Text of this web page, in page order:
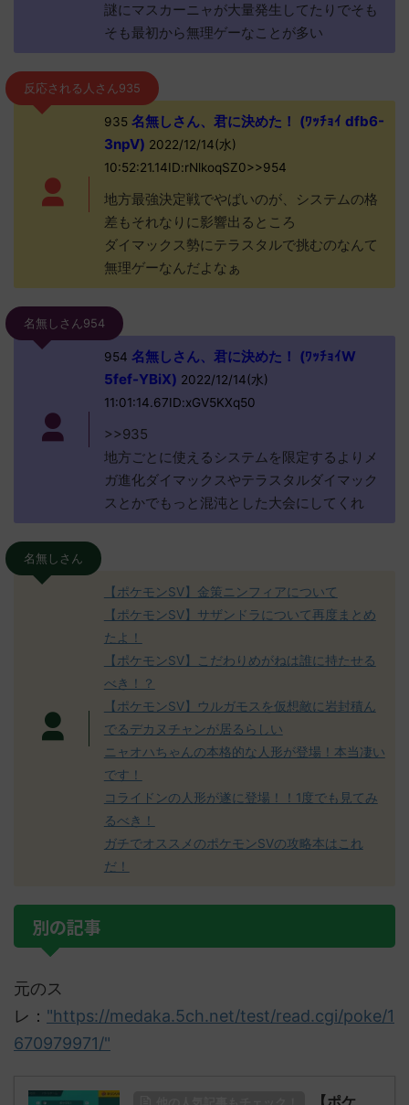
謎にマスカーニャが大量発生してたりでそも
そも最初から無理ゲーなことが多い
反応される人さん935
935名無しさん、君に決めた！ (ﾜｯﾁｮｲ dfb6-
3npV) 2022/12/14(水)
10:52:21.14ID:rNlkoqSZ0>>954
地方最強決定戦でやばいのが、システムの格
差もそれなりに影響出るところ
ダイマックス勢にテラスタルで挑むのなんて
無理ゲーなんだよなぁ
名無しさん954
954 名無しさん、君に決めた！ (ﾜｯﾁｮｲW
5fef-YBiX) 2022/12/14(水)
11:01:14.67ID:xGV5KXq50
>>935
地方ごとに使えるシステムを限定するよりメ
ガ進化ダイマックスやテラスタルダイマック
スとかでもっと混沌とした大会にしてくれ
名無しさん
【ポケモンSV】金策ニンフィアについて
【ポケモンSV】サザンドラについて再度まとめ
たよ！
【ポケモンSV】こだわりめがねは誰に持たせる
べき！？
【ポケモンSV】ウルガモスを仮想敵に岩封積ん
でるデカヌチャンが居るらしい
ニャオハちゃんの本格的な人形が登場！本当凄い
です！
コライドンの人形が遂に登場！！1度でも見てみ
るべき！
ガチでオススメのポケモンSVの攻略本はこれ
だ！
別の記事
元のス
レ： "https://medaka.5ch.net/test/read.cgi/poke/1
670979971/"
【ポケ